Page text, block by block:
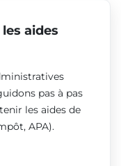
aides
pas à pas
les aides de
APA).